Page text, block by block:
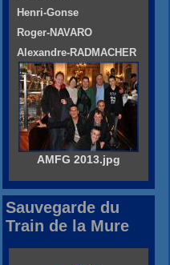
Henri-Gonse
Roger-NAVARO
Alexandre-RADMACHER
AMFG 2013.jpg
Sauvegarde du
Train de la Mure